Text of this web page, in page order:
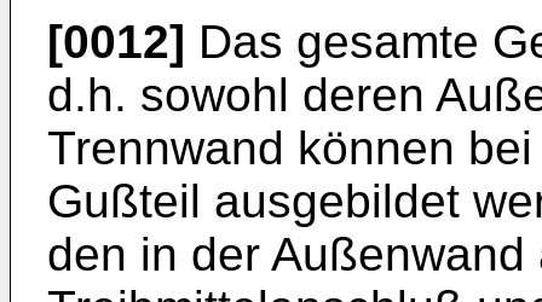
[0012] Das gesamte
d.h. sowohl deren
Trennwand können
Gußteil ausgebildet
den in der